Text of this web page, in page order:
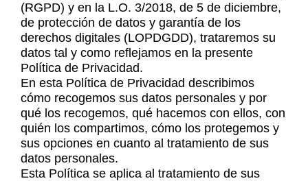
(RGPD) y en la L.O. 3/2018, de 5 de diciembre,
de protección de datos y garantía de los
derechos digitales (LOPDGDD), trataremos su
datos tal y como reflejamos en la presente
Política de Privacidad.
En esta Política de Privacidad describimos
cómo recogemos sus datos personales y por
qué los recogemos, qué hacemos con ellos, con
quién los compartimos, cómo los protegemos y
sus opciones en cuanto al tratamiento de sus
datos personales.
Esta Política se aplica al tratamiento de sus